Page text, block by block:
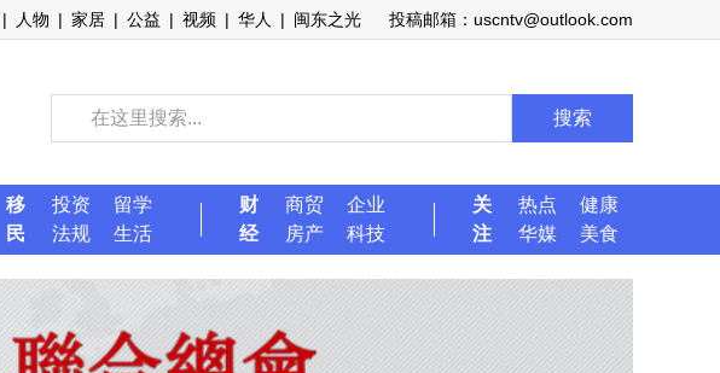
| 人物 | 家居 | 公益 | 视频 | 华人 | 闽东之光 投稿邮箱：uscntv@outlook.com
搜索
移
民
投资
留学
法规
生活
财
经
商贸
企业
房产
科技
关
注
热点
健康
华媒
美食